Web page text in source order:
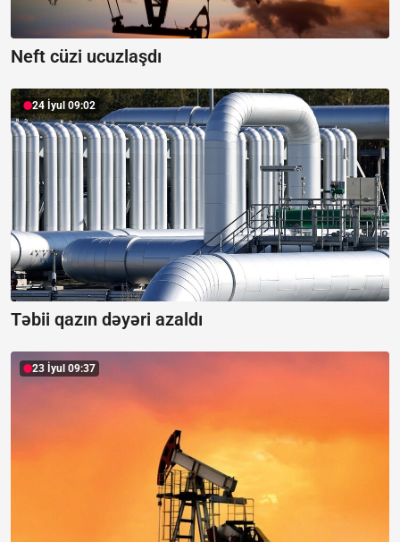
Neft cüzi ucuzlaşdı
24 İyul 09:02
Təbii qazın dəyəri azaldı
23 İyul 09:37